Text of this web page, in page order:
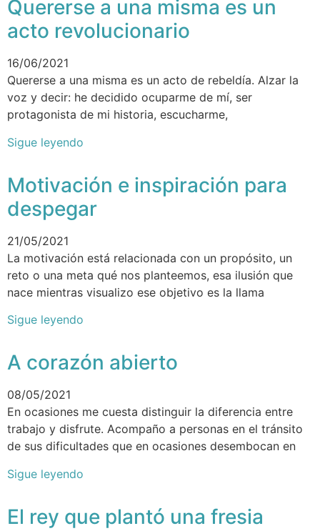
Quererse a una misma es un
acto revolucionario
16/06/2021
Quererse a una misma es un acto de rebeldía. Alzar la
voz y decir: he decidido ocuparme de mí, ser
protagonista de mi historia, escucharme,
Sigue leyendo
Motivación e inspiración para
despegar
21/05/2021
La motivación está relacionada con un propósito, un
reto o una meta qué nos planteemos, esa ilusión que
nace mientras visualizo ese objetivo es la llama
Sigue leyendo
A corazón abierto
08/05/2021
En ocasiones me cuesta distinguir la diferencia entre
trabajo y disfrute. Acompaño a personas en el tránsito
de sus dificultades que en ocasiones desembocan en
Sigue leyendo
El rey que plantó una fresia